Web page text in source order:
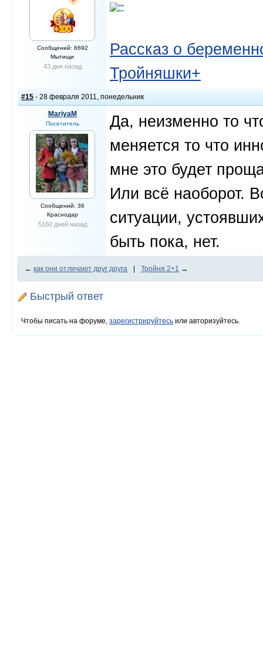
Сообщений: 6692
Мытищи
43 дня назад
Рассказ о
Тройняшки+
#15 - 28 февраля 2011, понедельник
MariyaM
Посетитель
Сообщений: 36
Краснодар
5160 дней назад
Да, неизменно то
меняется то что
мне это будет
Или всё наоборот.
ситуации,
быть пока, нет.
← как они отличают друг друга Тройня 2+1 →
Быстрый ответ
Чтобы писать на форуме, зарегистрируйтесь или авторизуйтесь.